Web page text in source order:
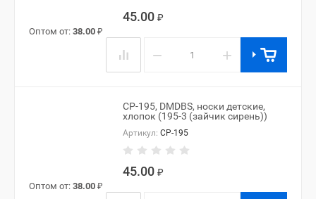
45.00 ₽
Оптом от: 38.00 ₽
− +
CP-195, DMDBS, носки детские,
хлопок (195-3 (зайчик сирень))
Артикул: CP-195
45.00 ₽
Оптом от: 38.00 ₽